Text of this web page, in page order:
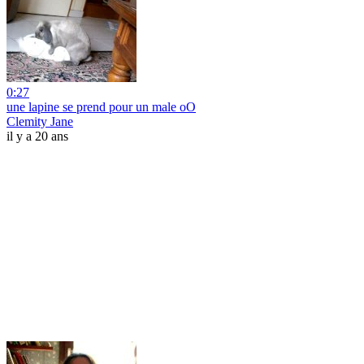
0:27
une lapine se prend pour un male oO
Clemity Jane
il y a 20 ans